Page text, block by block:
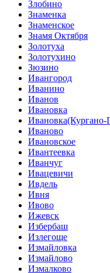
Злобино
Знаменка
Знаменское
Знамя Октября
Золотуха
Золотухино
Зюзино
Ивангород
Иванино
Иванов
Ивановка
Ивановка(Кургано-
Иваново
Ивановское
Ивантеевка
Иванчуг
Ивацевичи
Ивдель
Ивня
Ивово
Ижевск
Избербаш
Излегоще
Измайловка
Измайлово
Измалково